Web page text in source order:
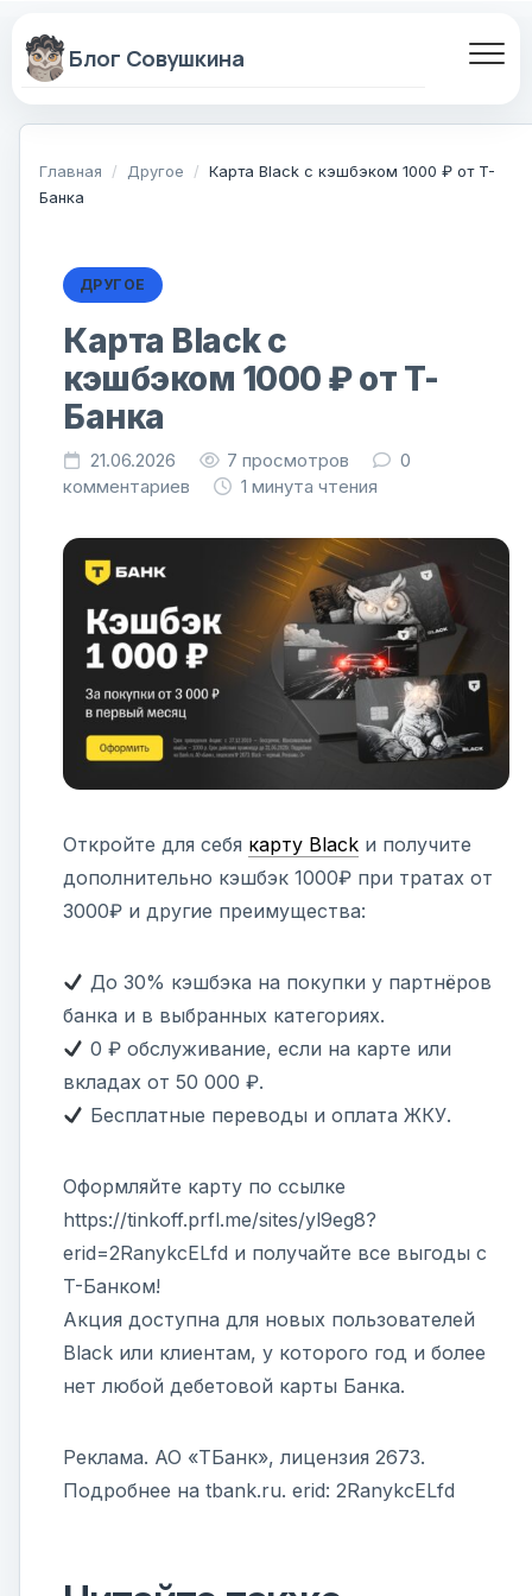
содержанию
Главная / Другое / Карта Black с кэшбэком 1000 ₽ от T-
Банка
ДРУГОЕ
Карта Black с
кэшбэком 1000 ₽ от T-
Банка
21.06.2026 7 просмотров
0
комментариев
1 минута чтения
Откройте для себя карту Black и получите
дополнительно кэшбэк 1000₽ при тратах от
3000₽ и другие преимущества:
До 30% кэшбэка на покупки у партнёров
банка и в выбранных категориях.
0 ₽ обслуживание, если на карте или
вкладах от 50 000 ₽.
Бесплатные переводы и оплата ЖКУ.
Оформляйте карту по ссылке
https://tinkoff.prfl.me/sites/yl9eg8?
erid=2RanykcELfd и получайте все выгоды с
T-Банком!
Акция доступна для новых пользователей
Black или клиентам, у которого год и более
нет любой дебетовой карты Банка.
Реклама. АО «ТБанк», лицензия 2673.
Подробнее на tbank.ru. erid: 2RanykcELfd